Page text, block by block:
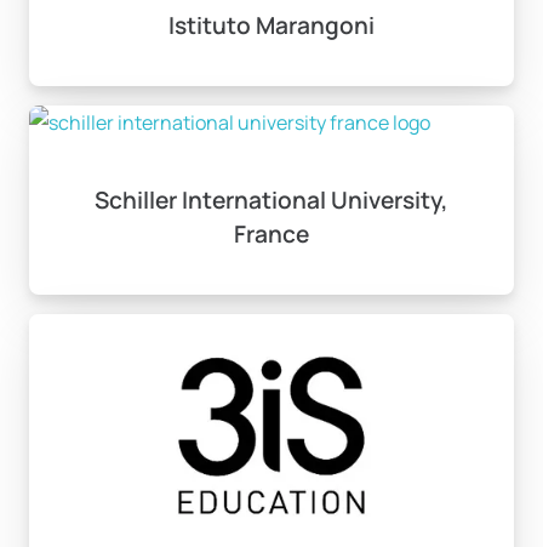
Istituto Marangoni
Schiller International University,
France